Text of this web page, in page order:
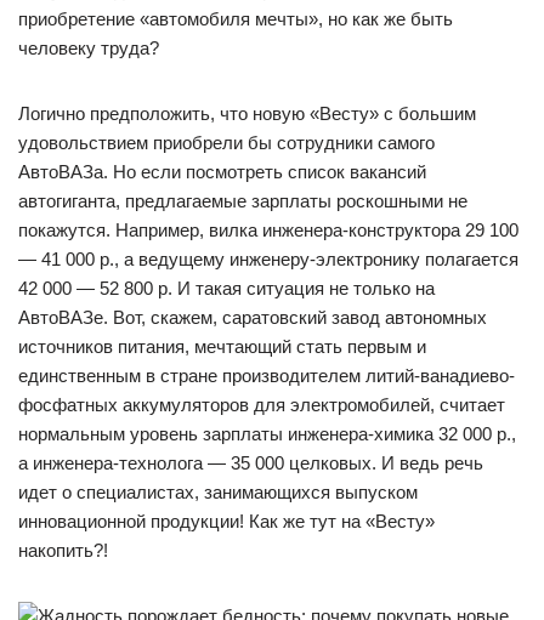
приобретение «автомобиля мечты», но как же быть
человеку труда?
Логично предположить, что новую «Весту» c большим
удовольствием приобрели бы сотрудники самого
АвтоВАЗа. Но если посмотреть список вакансий
автогиганта, предлагаемые зарплаты роскошными не
покажутся. Например, вилка инженера-конструктора 29 100
— 41 000 р., а ведущему инженеру-электронику полагается
42 000 — 52 800 р. И такая ситуация не только на
АвтоВАЗе. Вот, скажем, саратовский завод автономных
источников питания, мечтающий стать первым и
единственным в стране производителем литий-ванадиево-
фосфатных аккумуляторов для электромобилей, считает
нормальным уровень зарплаты инженера-химика 32 000 р.,
а инженера-технолога — 35 000 целковых. И ведь речь
идет о специалистах, занимающихся выпуском
инновационной продукции! Как же тут на «Весту»
накопить?!